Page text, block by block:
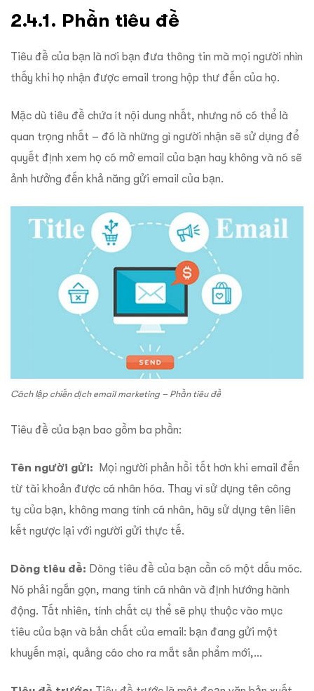
2.4.1. Phần tiêu đề
Tiêu đề của bạn là nơi bạn đưa thông tin mà mọi người nhìn
thấy khi họ nhận được email trong hộp thư đến của họ.
Mặc dù tiêu đề chứa ít nội dung nhất, nhưng nó có thể là
quan trọng nhất – đó là những gì người nhận sẽ sử dụng để
quyết định xem họ có mở email của bạn hay không và nó sẽ
ảnh hưởng đến khả năng gửi email của bạn.
Cách lập chiến dịch email marketing – Phần tiêu đề
Tiêu đề của bạn bao gồm ba phần:
Tên người gửi: Mọi người phản hồi tốt hơn khi email đến
từ tài khoản được cá nhân hóa. Thay vì sử dụng tên công
ty của bạn, không mang tính cá nhân, hãy sử dụng tên liên
kết ngược lại với người gửi thực tế.
Dòng tiêu đề: Dòng tiêu đề của bạn cần có một dấu móc.
Nó phải ngắn gọn, mang tính cá nhân và định hướng hành
động. Tất nhiên, tính chất cụ thể sẽ phụ thuộc vào mục
tiêu của bạn và bản chất của email: bạn đang gửi một
khuyến mại, quảng cáo cho ra mắt sản phẩm mới,…